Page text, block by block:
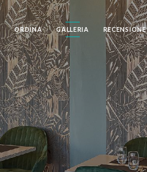
ORDINA GALLERIA RECENSIONE